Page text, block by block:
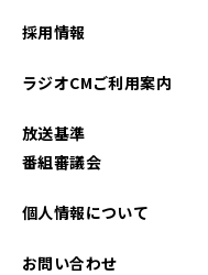
採用情報
ラジオCMご利用案内
放送基準
番組審議会
個人情報について
お問い合わせ